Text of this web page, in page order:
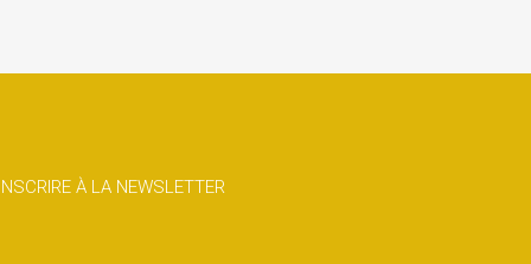
À LA NEWSLETTER